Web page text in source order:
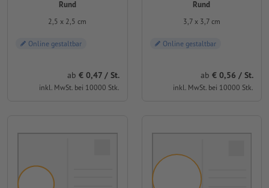
Rund
2,5 x 2,5 cm
Online gestaltbar
ab 0,47 / St.
inkl. MwSt. bei 10000 Stk.
Rund
3,7 x 3,7 cm
Online gestaltbar
ab 0,56 / St.
inkl. MwSt. bei 10000 Stk.